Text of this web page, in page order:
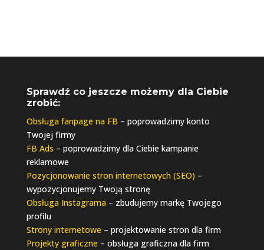
Sprawdź co jeszcze możemy dla Ciebie
zrobić:
Obsługa fanpage na FB – poprowadzimy konto
Twojej firmy
FB Ads – poprowadzimy dla Ciebie kampanie
reklamowe
Pozycjonowanie stron internetowych (SEO) –
wypozycjonujemy Twoją stronę
Obsługa Instagrama– zbudujemy markę Twojego
profilu
Strony internetowe – projektowanie stron dla firm
Projekty graficzne – obsługa graficzna dla firm